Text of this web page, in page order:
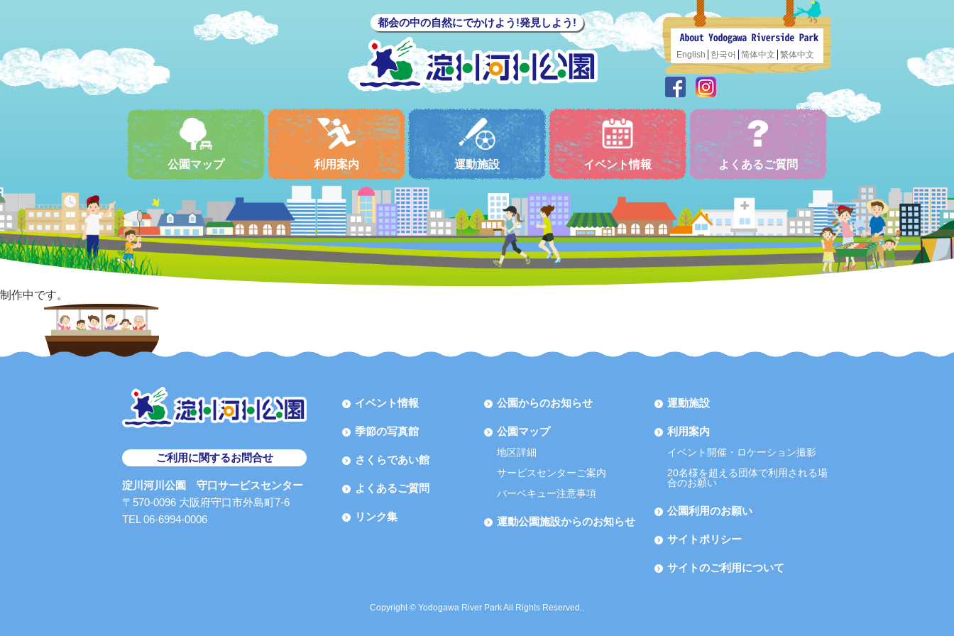
都会の中の自然にでかけよう!発見しよう!
English 한국어 简体中文 繁体中文
公園マップ 利用案内 運動施設 イベント情報 よくあるご質問
制作中です。
ご利用に関するお問合せ
淀川河川公園 守口サービスセンター
〒570-0096 大阪府守口市外島町7-6
TEL 06-6994-0006
イベント情報
季節の写真館
さくらであい館
よくあるご質問
リンク集
公園からのお知らせ
公園マップ
地区詳細
サービスセンターご案内
バーベキュー注意事項
運動公園施設からのお知らせ
運動施設
利用案内
イベント開催・ロケーション撮影
20名様を超える団体で利用される場
合のお願い
公園利用のお願い
サイトポリシー
サイトのご利用について
Copyright © Yodogawa River Park All Rights Reserved..